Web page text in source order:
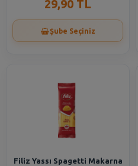
29,90 TL
Şube Seçiniz
Filiz Yassı Spagetti Makarna